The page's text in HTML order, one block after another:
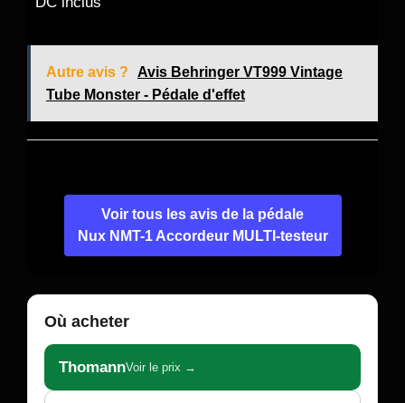
Autre avis ?
Avis Behringer VT999 Vintage
Tube Monster - Pédale d'effet
Voir tous les avis de la pédale
Nux NMT-1 Accordeur MULTI-testeur
Où acheter
ThomannVoir le prix →